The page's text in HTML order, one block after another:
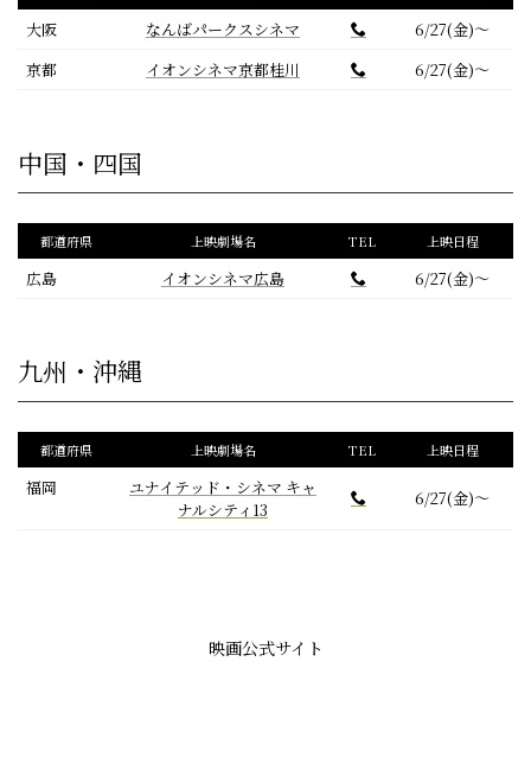
大阪 なんばパークスシネマ
6/27(金)～
京都
イオンシネマ京都桂川 6/27(金)～
中国・四国
都道府県 上映劇場名 TEL 上映日程
広島 イオンシネマ広島 6/27(金)～
九州・沖縄
都道府県 上映劇場名 TEL 上映日程
福岡
ユナイテッド・シネマ キャ
ナルシティ13
6/27(金)～
映画公式サイト